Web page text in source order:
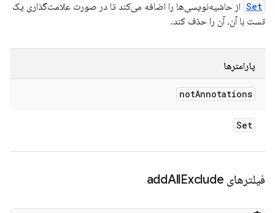
Set از حاشیه‌نویسی‌ها را اضافه می‌کند تا در صورت علامت‌گذاری یک
تست با آن، آن را حذف کند.
پارامترها
notAnnotations
Set
فیلترهای add AllExclude